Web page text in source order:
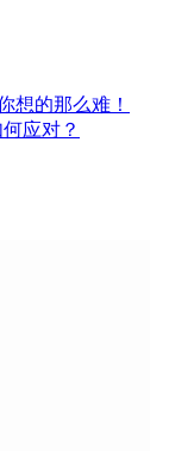
想的那么难！
应对？